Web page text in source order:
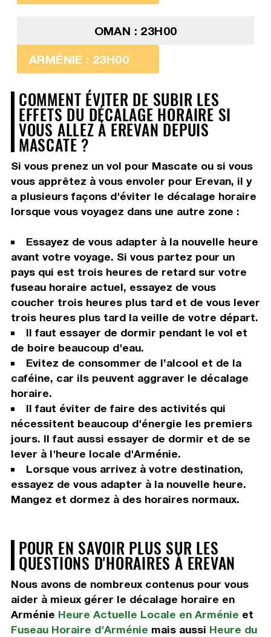
OMAN : 23H00
ARMÉNIE : 23H00
COMMENT ÉVITER DE SUBIR LES
EFFETS DU DÉCALAGE HORAIRE SI
VOUS ALLEZ À EREVAN DEPUIS
MASCATE ?
Si vous prenez un vol pour Mascate ou si vous
vous apprêtez à vous envoler pour Erevan, il y
a plusieurs façons d'éviter le décalage horaire
lorsque vous voyagez dans une autre zone :
Essayez de vous adapter à la nouvelle heure
avant votre voyage. Si vous partez pour un
pays qui est trois heures de retard sur votre
fuseau horaire actuel, essayez de vous
coucher trois heures plus tard et de vous lever
trois heures plus tard la veille de votre départ.
Il faut essayer de dormir pendant le vol et
de boire beaucoup d'eau.
Evitez de consommer de l’alcool et de la
caféine, car ils peuvent aggraver le décalage
horaire.
Il faut éviter de faire des activités qui
nécessitent beaucoup d'énergie les premiers
jours. Il faut aussi essayer de dormir et de se
lever à l'heure locale d'Arménie.
Lorsque vous arrivez à votre destination,
essayez de vous adapter à la nouvelle heure.
Mangez et dormez à des horaires normaux.
POUR EN SAVOIR PLUS SUR LES
QUESTIONS D'HORAIRES À EREVAN
Nous avons de nombreux contenus pour vous
aider à mieux gérer le décalage horaire en
Arménie Heure Actuelle Locale en Arménie et
Fuseau Horaire d'Arménie mais aussi Heure du